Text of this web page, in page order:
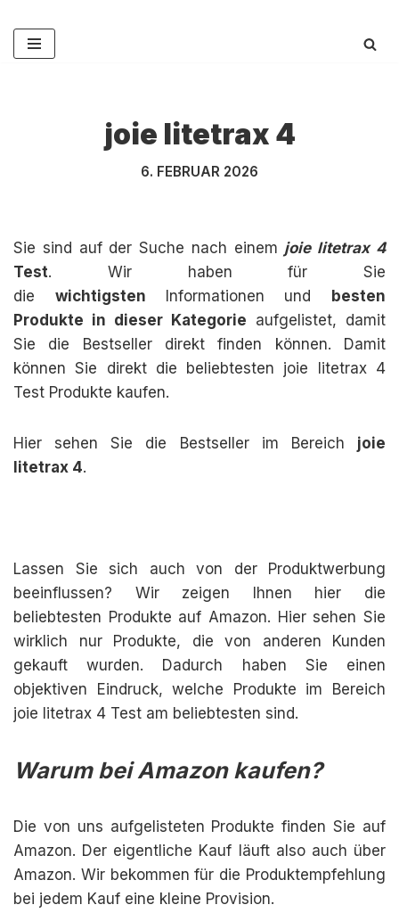
Zum
joie litetrax 4
6. FEBRUAR 2026
Sie sind auf der Suche nach einem joie litetrax 4
Test. Wir haben für Sie
die wichtigsten Informationen und
besten
Produkte in dieser Kategorie aufgelistet, damit
Sie die Bestseller direkt finden können. Damit
können Sie direkt die beliebtesten joie litetrax 4
Test Produkte kaufen.
Hier sehen Sie die Bestseller im Bereich joie
litetrax 4.
Lassen Sie sich auch von der Produktwerbung
beeinflussen? Wir zeigen Ihnen hier die
beliebtesten Produkte auf Amazon. Hier sehen Sie
wirklich nur Produkte, die von anderen Kunden
gekauft wurden. Dadurch haben Sie einen
objektiven Eindruck, welche Produkte im Bereich
joie litetrax 4 Test am beliebtesten sind.
Warum bei Amazon kaufen?
Die von uns aufgelisteten Produkte finden Sie auf
Amazon. Der eigentliche Kauf läuft also auch über
Amazon. Wir bekommen für die Produktempfehlung
bei jedem Kauf eine kleine Provision.